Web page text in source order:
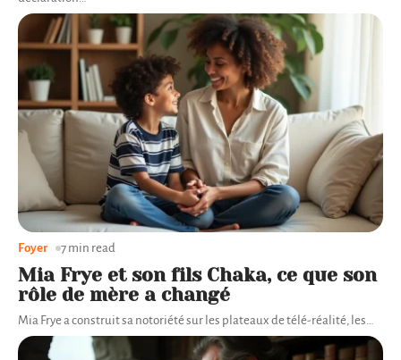
Mia Frye et son fils Chaka, ce que son
rôle de mère a changé
Mia Frye a construit sa notoriété sur les plateaux de télé-réalité, les…
Foyer 7 min read